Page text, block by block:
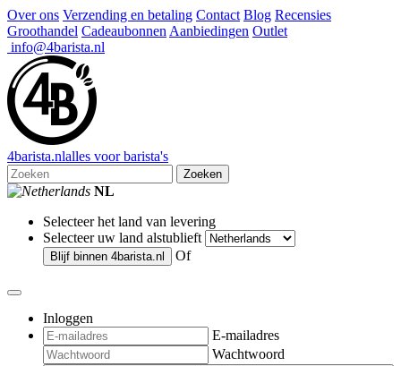
Over ons Verzending en betaling Contact Blog Recensies
Groothandel Cadeaubonnen Aanbiedingen Outlet
info@4barista.nl
4barista.nlalles voor barista's
Zoeken
NL
Selecteer het land van levering
Selecteer uw land alstublieft
Blijf binnen 4barista.nl Of
Inloggen
E-mailadres
Wachtwoord